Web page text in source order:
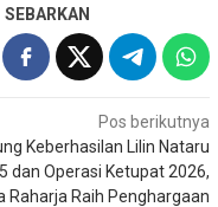
SEBARKAN
Pos berikutnya
Keberhasilan Lilin Nataru
dan Operasi Ketupat 2026,
Raharja Raih Penghargaan